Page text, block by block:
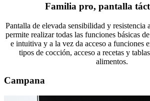
Familia pro, pantalla
Pantalla de elevada sensibilidad y resistencia
permite realizar todas las funciones básicas
e intuitiva y a la vez da acceso a funciones
tipos de cocción, acceso a recetas y
alimentos.
Campana